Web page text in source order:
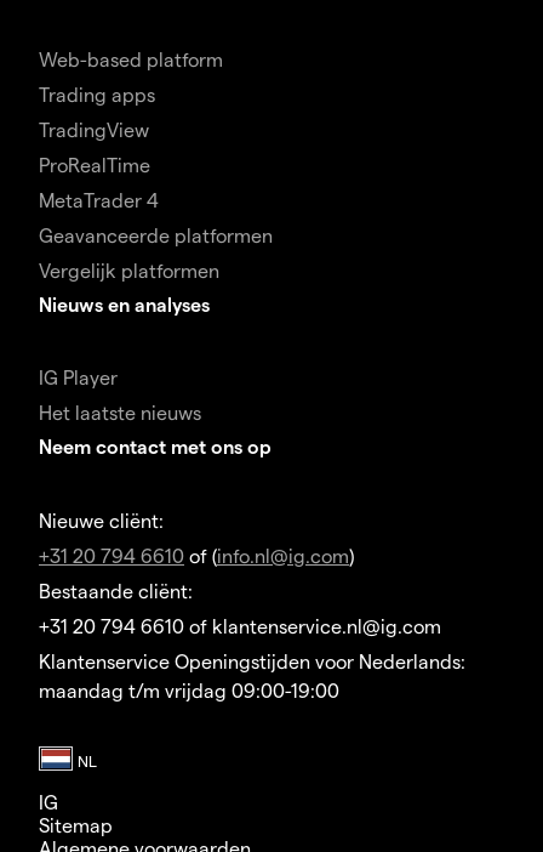
Web-based platform
Trading apps
TradingView
ProRealTime
MetaTrader 4
Geavanceerde platformen
Vergelijk platformen
Nieuws en analyses
IG Player
Het laatste nieuws
Neem contact met ons op
Nieuwe cliënt:
+31 20 794 6610 of (info.nl@ig.com)
Bestaande cliënt:
+31 20 794 6610 of klantenservice.nl@ig.com
Klantenservice Openingstijden voor Nederlands:
maandag t/m vrijdag 09:00-19:00
IG
Sitemap